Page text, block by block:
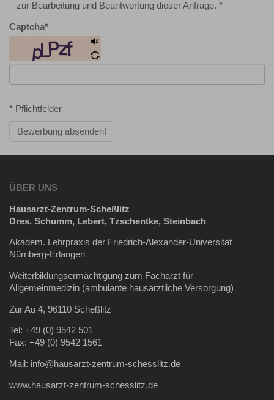
– zur Bearbeitung und Beantwortung dieser Anfrage. *
Captcha*
* Pflichtfelder
Bewerbung absenden!
ÜBER UNS
Hausarzt-Zentrum-Scheßlitz
Dres. Schumm, Lebert, Tzschentke, Steinbach
Akadem. Lehrpraxis der Friedrich-Alexander-Universität
Nürnberg-Erlangen
Weiterbildungsermächtigung zum Facharzt für
Allgemeinmedizin (ambulante hausärztliche Versorgung)
Zur Au 4, 96110 Scheßlitz
Tel: +49 (0) 9542 501
Fax: +49 (0) 9542 1561
Mail: info@hausarzt-zentrum-schesslitz.de
www.hausarzt-zentrum-schesslitz.de